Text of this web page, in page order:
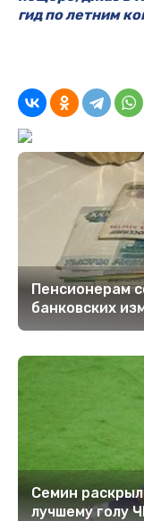
гид по летним
Пенсионерам
банковских
Семин
лучшему голу